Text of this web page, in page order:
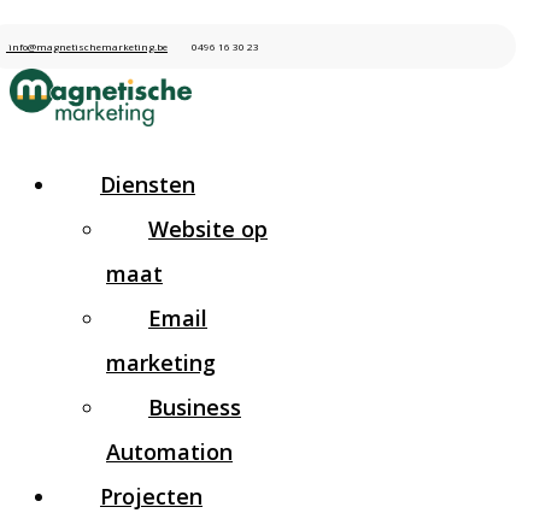
info@magnetischemarketing.be 0496 16 30 23
Diensten
Website op
maat
Email
marketing
Business
Automation
Projecten